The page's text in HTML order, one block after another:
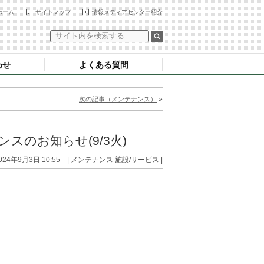
情報メディアセンター紹介
サイトマップ
ーム
せ よくある質問
次の記事（メンテナンス） »
スのお知らせ(9/3火)
年9月3日 10:55 | メンテナンス 施設/サービス